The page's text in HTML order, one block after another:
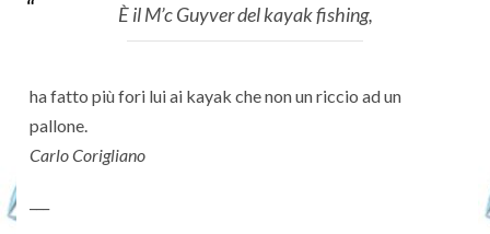
È il M’c Guyver del kayak fishing,
ha fatto più fori lui ai kayak che non un riccio ad un
pallone.
Carlo Corigliano